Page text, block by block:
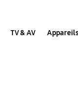
TV & AV